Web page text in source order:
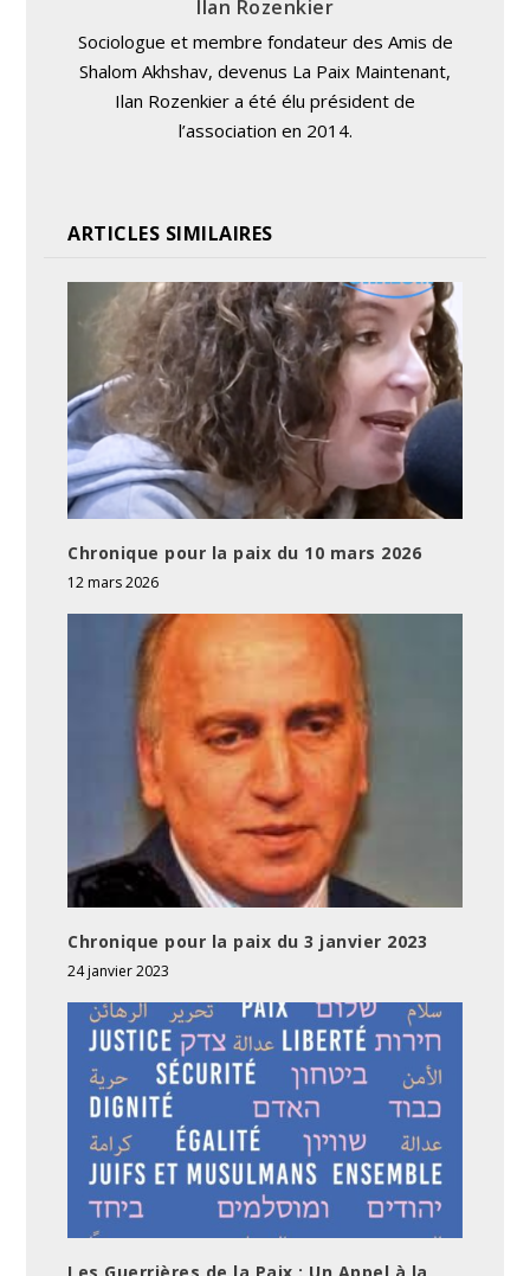
Ilan Rozenkier
Sociologue et membre fondateur des Amis de
Shalom Akhshav, devenus La Paix Maintenant,
Ilan Rozenkier a été élu président de
l’association en 2014.
ARTICLES SIMILAIRES
Chronique pour la paix du 10 mars 2026
12 mars 2026
Chronique pour la paix du 3 janvier 2023
24 janvier 2023